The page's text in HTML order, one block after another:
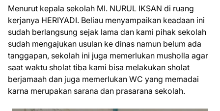
Menurut kepala sekolah MI. NURUL IKSAN di ruang
kerjanya HERIYADI. Beliau menyampaikan keadaan ini
sudah berlangsung sejak lama dan kami pihak sekolah
sudah mengajukan usulan ke dinas namun belum ada
tanggapan, sekolah ini juga memerlukan musholla agar
saat waktu sholat tiba kami bisa melakukan sholat
berjamaah dan juga memerlukan WC yang memadai
karna merupakan sarana dan prasarana sekolah.